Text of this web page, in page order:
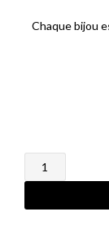
Chaque bijou
quantité
de
d'oreilles